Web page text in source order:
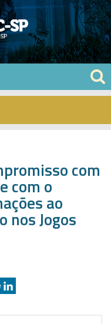
com
com o
ao
nos Jogos